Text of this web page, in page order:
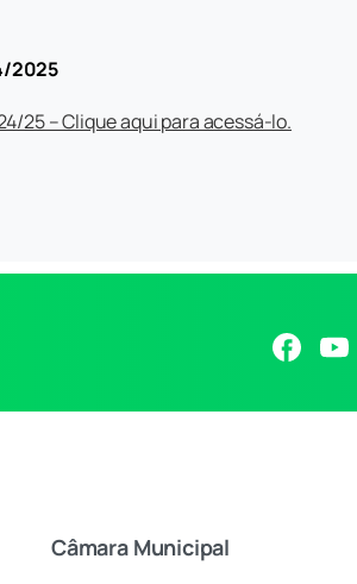
2025
25 – Clique aqui para acessá-lo.
Câmara Municipal